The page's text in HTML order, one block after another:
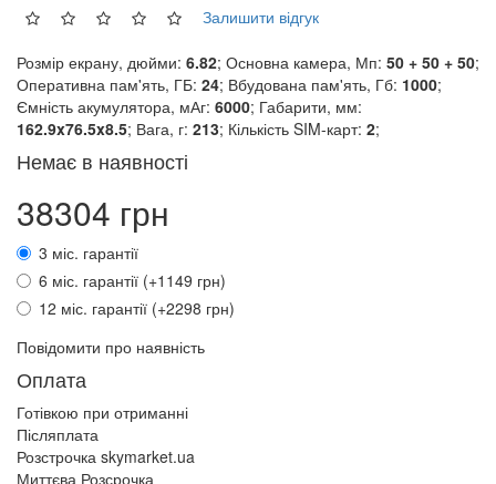
Залишити відгук
Розмір екрану, дюйми: 6.82; Основна камера, Мп: 50 + 50 + 50;
Оперативна пам'ять, ГБ: 24; Вбудована пам'ять, Гб: 1000;
Ємність акумулятора, мАг: 6000; Габарити, мм:
162.9x76.5x8.5; Вага, г: 213; Кількість SIM-карт: 2;
Немає в наявності
38304 грн
3 міс. гарантії
6 міс. гарантії (+1149 грн)
12 міс. гарантії (+2298 грн)
Повідомити про наявність
Оплата
Готівкою при отриманні
Післяплата
Розстрочка skymarket.ua
Миттєва Розсрочка